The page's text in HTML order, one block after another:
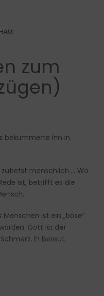
zum
bekümmerte ihn in
zutiefst menschlich … Wo
ist, betrifft es die
Menschen ist ein „böse“
Gott ist der
Er bereut.